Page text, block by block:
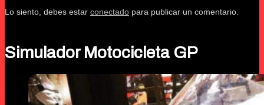
Lo siento, debes estar conectado para publicar un comentario.
Simulador Motocicleta GP